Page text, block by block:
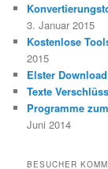
3. Januar 2015
Kostenlose
2015
Elster Download
Texte
Programme
Juni 2014
BESUCHER